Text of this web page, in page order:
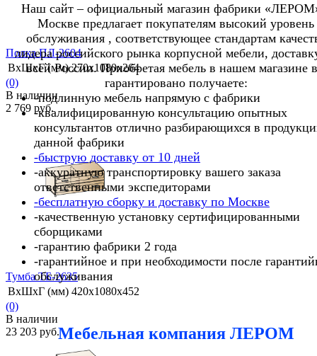
избранное сравнить
Полка ПЛ-2604
ВхШхГ (мм) 270х1080х264
(0)
В наличии
2 769 руб.
Тумба ТБ-2635
ВхШхГ (мм) 420х1080х452
(0)
В наличии
23 203 руб.
Наш сайт – официальный магазин фабрики
Москве предлагает покупателям высокий уровень
обслуживания , соответствующее стандартам
лидера российского рынка корпусной мебели,
всей России. Приобретая мебель в нашем магазине
гарантировано получаете:
-подлинную мебель напрямую с фабрики
-квалифицированную консультацию опытных
консультантов отлично разбирающихся в
данной фабрики
-быструю доставку от 10 дней
-аккуратную транспортировку вашего заказа
ответственными экспедиторами
-бесплатную сборку и доставку по Москве
-качественную установку сертифицированными
сборщиками
-гарантию фабрики 2 года
-гарантийное и при необходимости после
обслуживания
Мебельная компания ЛЕРОМ